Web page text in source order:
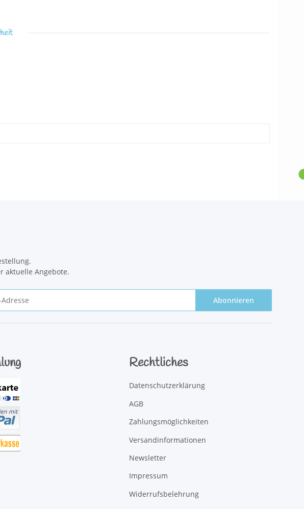
aktuelle Angebote.
Abonnieren
Rechtliches
Datenschutzerklärung
AGB
Zahlungsmöglichkeiten
Versandinformationen
Newsletter
Impressum
Widerrufsbelehrung